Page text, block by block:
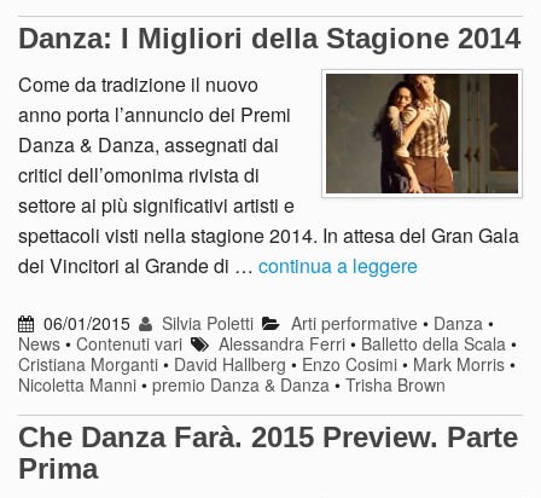
Danza: I Migliori della Stagione 2014
Come da tradizione il nuovo
anno porta l’annuncio dei Premi
Danza & Danza, assegnati dai
critici dell’omonima rivista di
settore ai più significativi artisti e
spettacoli visti nella stagione 2014. In attesa del Gran Gala
dei Vincitori al Grande di … continua a leggere
06/01/2015 Silvia Poletti Arti performative• Danza •
News • Contenuti vari Alessandra Ferri • Balletto della Scala •
Cristiana Morganti • David Hallberg • Enzo Cosimi • Mark Morris •
Nicoletta Manni • premio Danza & Danza • Trisha Brown
Che Danza Farà. 2015 Preview. Parte
Prima